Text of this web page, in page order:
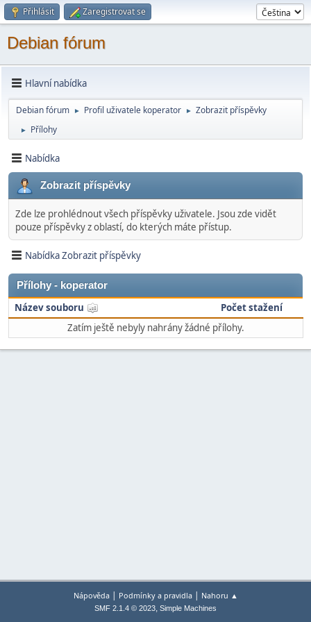
Přihlásit Zaregistrovat se
Debian fórum
Hlavní nabídka
Debian fórum ► Profil uživatele koperator ► Zobrazit příspěvky
► Přílohy
Nabídka
Zobrazit příspěvky
Zde lze prohlédnout všech příspěvky uživatele. Jsou zde vidět
pouze příspěvky z oblastí, do kterých máte přístup.
Nabídka Zobrazit příspěvky
Přílohy - koperator
Název souboru
Počet stažení
Zatím ještě nebyly nahrány žádné přílohy.
Nápověda| Podmínky a pravidla| Nahoru ▲
SMF 2.1.4 © 2023, Simple Machines